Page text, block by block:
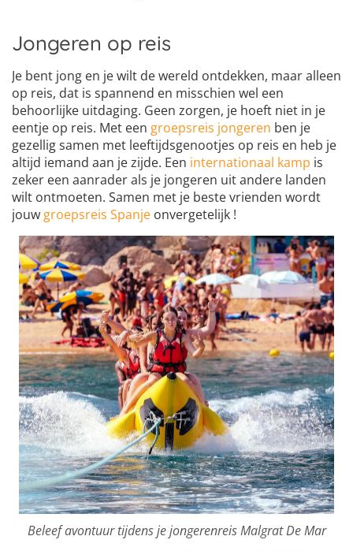
Jongeren op reis
Je bent jong en je wilt de wereld ontdekken, maar alleen
op reis, dat is spannend en misschien wel een
behoorlijke uitdaging. Geen zorgen, je hoeft niet in je
eentje op reis. Met een groepsreis jongeren ben je
gezellig samen met leeftijdsgenootjes op reis en heb je
altijd iemand aan je zijde. Een internationaal kamp is
zeker een aanrader als je jongeren uit andere landen
wilt ontmoeten. Samen met je beste vrienden wordt
jouw groepsreis Spanje onvergetelijk !
Beleef avontuur tijdens je jongerenreis Malgrat De Mar